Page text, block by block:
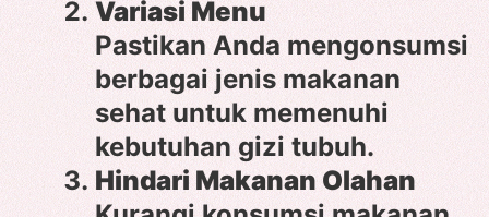
Variasi Menu
Pastikan Anda mengonsumsi
berbagai jenis makanan
sehat untuk memenuhi
kebutuhan gizi tubuh.
Hindari Makanan Olahan